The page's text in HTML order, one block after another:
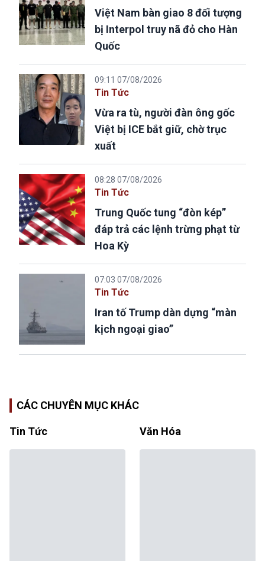
Việt Nam bàn giao 8 đối tượng
bị Interpol truy nã đỏ cho Hàn
Quốc
09:11 07/08/2026
Tin Tức
Vừa ra tù, người đàn ông gốc
Việt bị ICE bắt giữ, chờ trục
xuất
08:28 07/08/2026
Tin Tức
Trung Quốc tung “đòn kép”
đáp trả các lệnh trừng phạt từ
Hoa Kỳ
07:03 07/08/2026
Tin Tức
Iran tố Trump dàn dựng “màn
kịch ngoại giao”
CÁC CHUYÊN MỤC KHÁC
Tin Tức Văn Hóa